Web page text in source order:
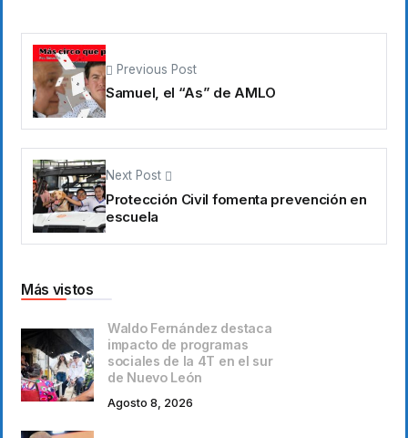
Previous Post
Samuel, el “As” de AMLO
Next Post
Protección Civil fomenta prevención en
escuela
Más vistos
Waldo Fernández destaca
impacto de programas
sociales de la 4T en el sur
de Nuevo León
Agosto 8, 2026